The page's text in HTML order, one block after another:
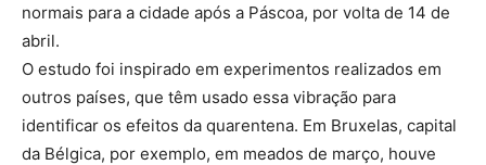
normais para a cidade após a Páscoa, por volta de 14 de
abril.
O estudo foi inspirado em experimentos realizados em
outros países, que têm usado essa vibração para
identificar os efeitos da quarentena. Em Bruxelas, capital
da Bélgica, por exemplo, em meados de março, houve